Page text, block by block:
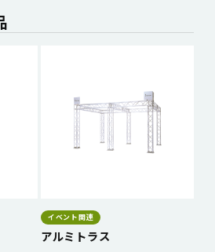
イベント関連
アルミトラス